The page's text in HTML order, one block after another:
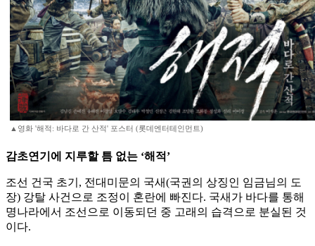
▲영화 '해적: 바다로 간 산적' 포스터 (롯데엔터테인먼트)
감초연기에 지루할 틈 없는 ‘해적’
조선 건국 초기, 전대미문의 국새(국권의 상징인 임금님의 도
장) 강탈 사건으로 조정이 혼란에 빠진다. 국새가 바다를 통해
명나라에서 조선으로 이동되던 중 고래의 습격으로 분실된 것
이다.